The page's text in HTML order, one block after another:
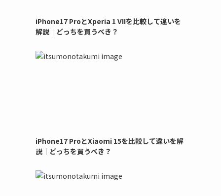
iPhone17 ProとXperia 1 VIIを比較して違いを
解説｜どっちを買うべき？
iPhone17 ProとXiaomi 15を比較して違いを解
説｜どっちを買うべき？